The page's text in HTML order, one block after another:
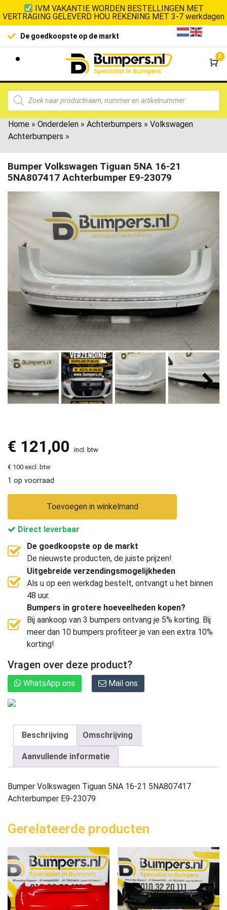
IVM VAKANTIE WORDEN BESTELLINGEN MET
VERTRAGING GELEVERD HOU REKENING MET 3-7 werkdagen
De goedkoopste op de markt
0
Home » Onderdelen » Achterbumpers » Volkswagen
Achterbumpers »
Bumper Volkswagen Tiguan 5NA 16-21
5NA807417 Achterbumper E9-23079
€ 121,00 incl. btw
€ 100 excl. btw
1 op voorraad
Toevoegen in winkelmand
Direct leverbaar
De goedkoopste op de markt
De nieuwste producten, de juiste prijzen!
Uitgebreide verzendingsmogelijkheden
Als u op een werkdag bestelt, ontvangt u het binnen
48 uur.
Bumpers in grotere hoeveelheden kopen?
Bij aankoop van 3 bumpers ontvang je 5% korting. Bij
meer dan 10 bumpers profiteer je van een extra 10%
korting!
Vragen over deze product?
WhatsApp ons Mail ons
Beschrijving Omschrijving
Aanvullende informatie
Bumper Volkswagen Tiguan 5NA 16-21 5NA807417
Achterbumper E9-23079
Gerelateerde producten